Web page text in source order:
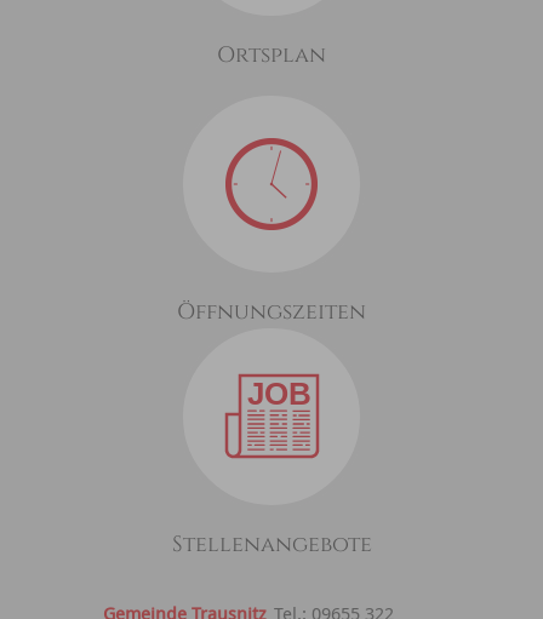
Ortsplan
Öffnungszeiten
Stellenangebote
Gemeinde Trausnitz Tel.: 09655 322